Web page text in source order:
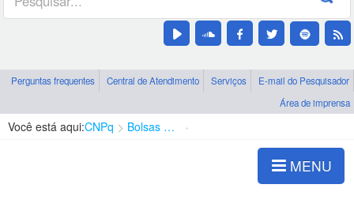
Perguntas frequentes Central de Atendimento Serviços
E-mail do Pesquisador
Área de imprensa
Você está aqui:CNPq Bolsas e Auxílios Vigentes
MENU